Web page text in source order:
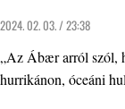
2024. 02. 03. / 23:38
„Az Ábær arról szól,
hurrikánon, óceáni